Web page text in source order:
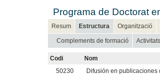
Programa de Doctorat
Resum Estructura Organització
Complements de formació
Codi Nom
50230
Difusión en